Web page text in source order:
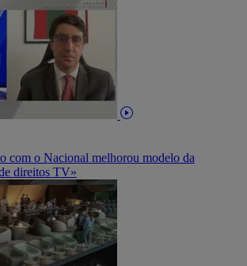
com o Nacional melhorou modelo da
direitos TV»